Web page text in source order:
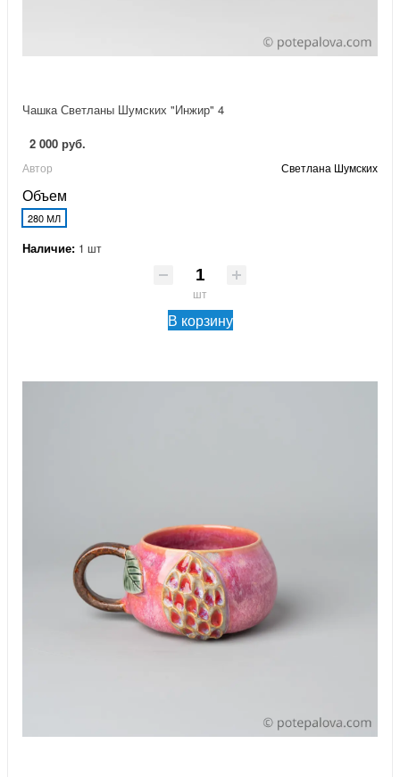
Чашка Светланы Шумских "Инжир" 4
2 000 руб.
Автор Светлана Шумских
Объем
280 МЛ
Наличие: 1 шт
шт
В корзину